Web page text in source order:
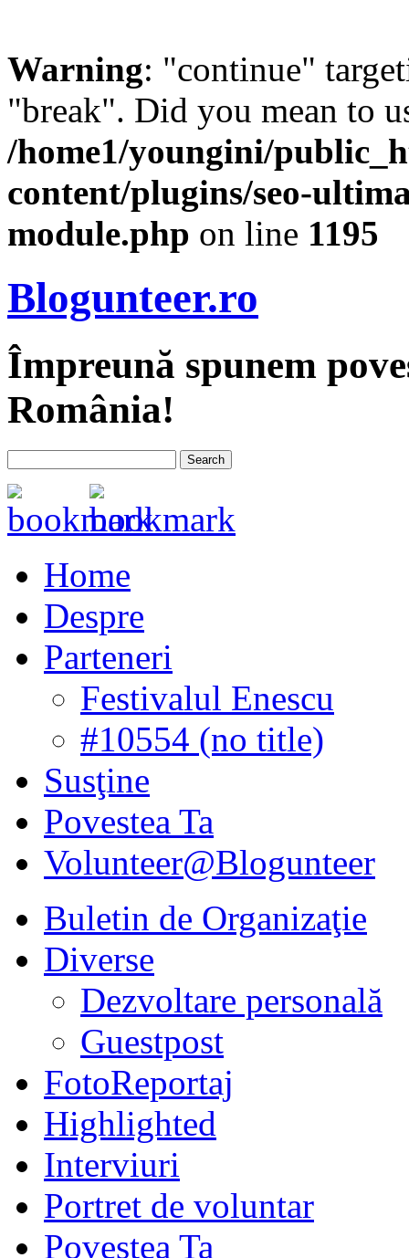
Warning: "continue"
"break". Did you mean to
/home1/youngini/
content/plugins/seo-
module.php on line 1195
Blogunteer.ro
Împreună spunem
România!
Home
Despre
Parteneri
Festivalul Enescu
#10554 (no title)
Susţine
Povestea Ta
Volunteer@Blogunteer
Buletin de Organizaţie
Diverse
Dezvoltare personală
Guestpost
FotoReportaj
Highlighted
Interviuri
Portret de voluntar
Povestea Ta